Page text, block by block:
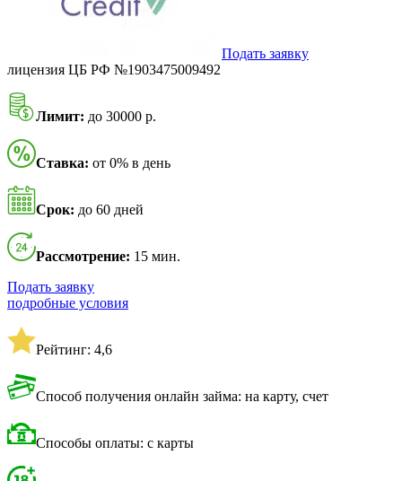
Подать заявку
лицензия ЦБ РФ №1903475009492
Лимит: до 30000 р.
Ставка: от 0% в день
Срок: до 60 дней
Рассмотрение: 15 мин.
Подать заявку
подробные условия
Рейтинг: 4,6
Способ получения онлайн займа: на карту, счет
Способы оплаты: с карты